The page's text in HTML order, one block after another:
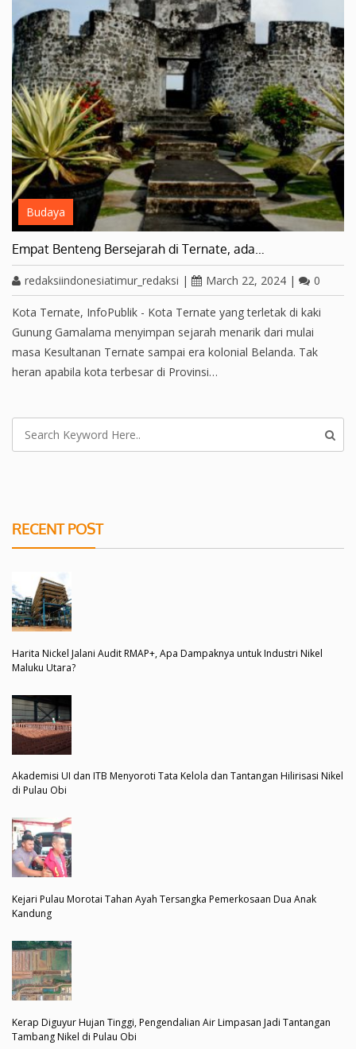
Budaya
Empat Benteng Bersejarah di Ternate, ada…
redaksiindonesiatimur_redaksi | March 22, 2024 | 0
Kota Ternate, InfoPublik - Kota Ternate yang terletak di kaki
Gunung Gamalama menyimpan sejarah menarik dari mulai
masa Kesultanan Ternate sampai era kolonial Belanda. Tak
heran apabila kota terbesar di Provinsi…
RECENT POST
Harita Nickel Jalani Audit RMAP+, Apa Dampaknya untuk Industri Nikel
Maluku Utara?
Akademisi UI dan ITB Menyoroti Tata Kelola dan Tantangan Hilirisasi Nikel
di Pulau Obi
Kejari Pulau Morotai Tahan Ayah Tersangka Pemerkosaan Dua Anak
Kandung
Kerap Diguyur Hujan Tinggi, Pengendalian Air Limpasan Jadi Tantangan
Tambang Nikel di Pulau Obi